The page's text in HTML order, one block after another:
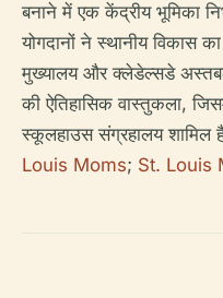
बनाने में एक केंद्रीय भूमिका
योगदानों ने स्थानीय विकास
मुख्यालय और क्लेडेल्सडे
की ऐतिहासिक वास्तुकला,
स्कूलहाउस संग्रहालय शामिल
Louis Moms; St. Louis